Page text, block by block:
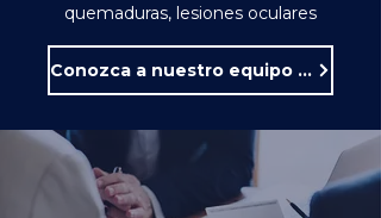
quemaduras, lesiones oculares
Conozca a nuestro equipo de especialistas en lesiones laborales.